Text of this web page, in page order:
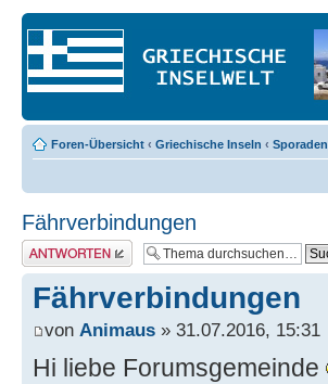
Foren-Übersicht ‹ Griechische Inseln ‹ Sporaden
Fährverbindungen
Antwort erstellen
Fährverbindungen
von Animaus » 31.07.2016, 15:31
Hi liebe Forumsgemeinde